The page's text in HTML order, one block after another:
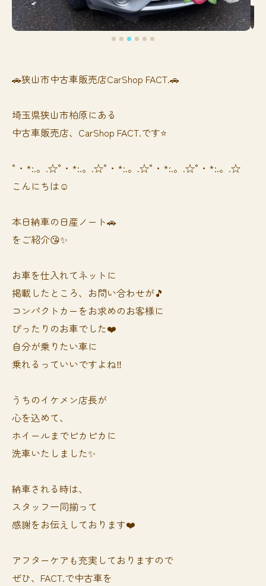
🚗狭山市中古車販売店CarShop FACT.🚗
埼玉県狭山市柏原にある
中古車販売店、CarShop FACT.です⭐️
°・*:.。.☆°・*:.。.☆°・*:.。.☆°・*:.。.☆°・*:.。.☆
こんにちは☺️
本日納車の日産ノート🚗
をご紹介😘✨
お車を仕入れてネットに
掲載したところ、お問い合わせが🎵
コンパクトカーをお求めのお客様に
ぴったりのお車でした❤️
自分が乗りたい車に
乗れるっていいですよね‼️
うちのイケメン店長が
心を込めて、
ホイールまでピカピカに
洗車いたしました✨
納車される時は、
スタッフ一同揃って
感謝をお伝えしております❤️
アフターケアも充実しておりますので
ぜひ、FACT.で中古車を